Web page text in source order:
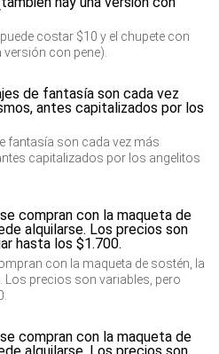
costar $10 y el chupete con
con pene).
fantasía son cada vez más
capitalizados por los angelitos
con la maqueta de sostén, la
Los precios son variables, pero